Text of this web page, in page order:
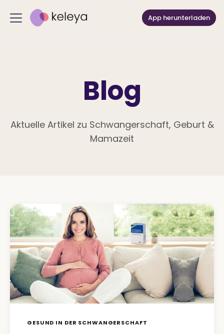
App herunterladen
Blog
Aktuelle Artikel zu Schwangerschaft, Geburt &
Mamazeit
GESUND IN DER SCHWANGERSCHAFT